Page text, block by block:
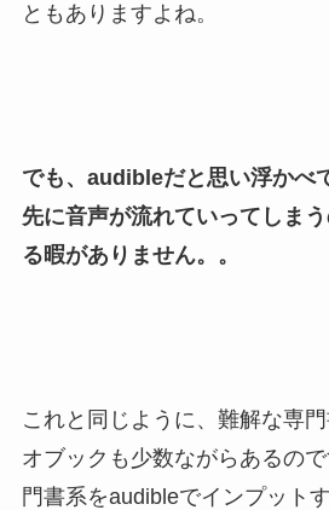
ともありますよね。
でも、audibleだと思い浮かべ
先に音声が流れていってしま
る暇がありません。。
これと同じように、難解な専
オブックも少数ながらあるの
門書系をaudibleでインプット